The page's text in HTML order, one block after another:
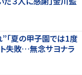
「夏の甲子園では1度
失敗…無念サヨナラ